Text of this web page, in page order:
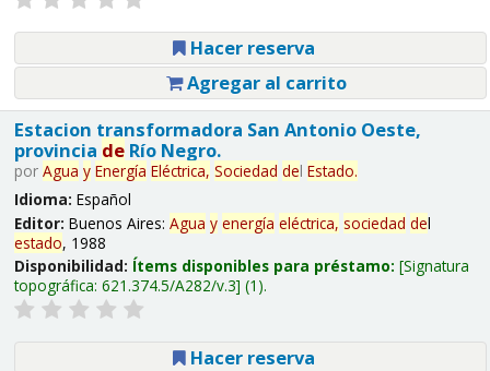
Hacer reserva
Agregar al carrito
Estacion transformadora San Antonio Oeste,
provincia deRío Negro.
por Agua y Energía Eléctrica, Sociedad del Estado.
Idioma: Español
Editor: Buenos Aires: Agua y energía eléctrica, sociedad del
estado, 1988
Disponibilidad: Ítems disponibles para préstamo: Signatura
topográfica: 621.374.5/A282/v.3 (1).
Hacer reserva